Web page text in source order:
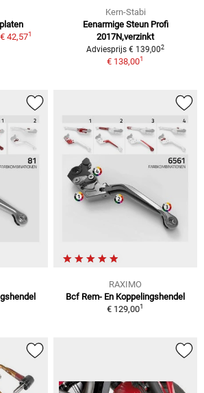
€ 42,571
Kern-Stabi
Eenarmige Steun Profi
2017N,verzinkt
Adviesprijs € 139,002
€ 138,001
RAXIMO
Bcf Rem- En Koppelingshendel
€ 129,001